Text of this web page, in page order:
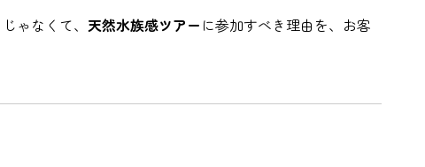
ゃなくて、 天然水族感ツアー に参加すべき理由を、お客